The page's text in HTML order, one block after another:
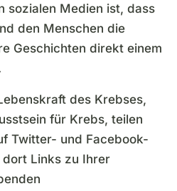
sozialen Medien ist, dass
den Menschen die
Geschichten direkt einem
des Krebses,
für Krebs, teilen
Twitter- und Facebook-
dort Links zu Ihrer